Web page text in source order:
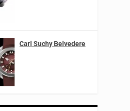
Carl Suchy Belvedere